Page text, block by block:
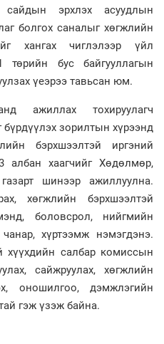
эрхлэх асуудлын
болгох саналыг хөгжлийн
хангах чиглэлээр үйл
бус байгууллагын
үеэрээ тавьсан юм.
ажиллах тохируулагч
бүрдүүлэх зорилтын хүрээнд
бэрхшээлтэй иргэний
албан хаагчийг Хөдөлмөр,
шинээр ажиллуулна.
хөгжлийн бэрхшээлтэй
боловсрол, нийгмийн
хүртээмж нэмэгдэнэ.
хүүхдийн салбар комиссын
сайжруулах, хөгжлийн
оношилгоо, дэмжлэгийн
гэж үзэж байна.